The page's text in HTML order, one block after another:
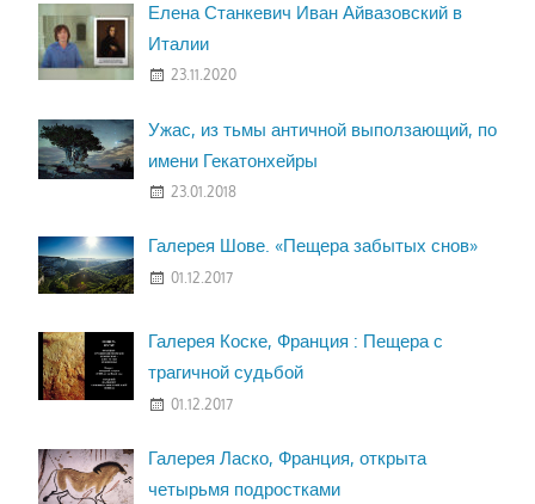
Елена Станкевич Иван Айвазовский в
Италии
23.11.2020
Ужас, из тьмы античной выползающий, по
имени Гекатонхейры
23.01.2018
Галерея Шове. «Пещера забытых снов»
01.12.2017
Галерея Коске, Франция : Пещера с
трагичной судьбой
01.12.2017
Галерея Ласко, Франция, открыта
четырьмя подростками